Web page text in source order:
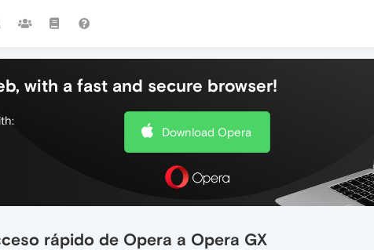
with a fast and secure browser!
Download Opera
rápido de Opera a Opera GX